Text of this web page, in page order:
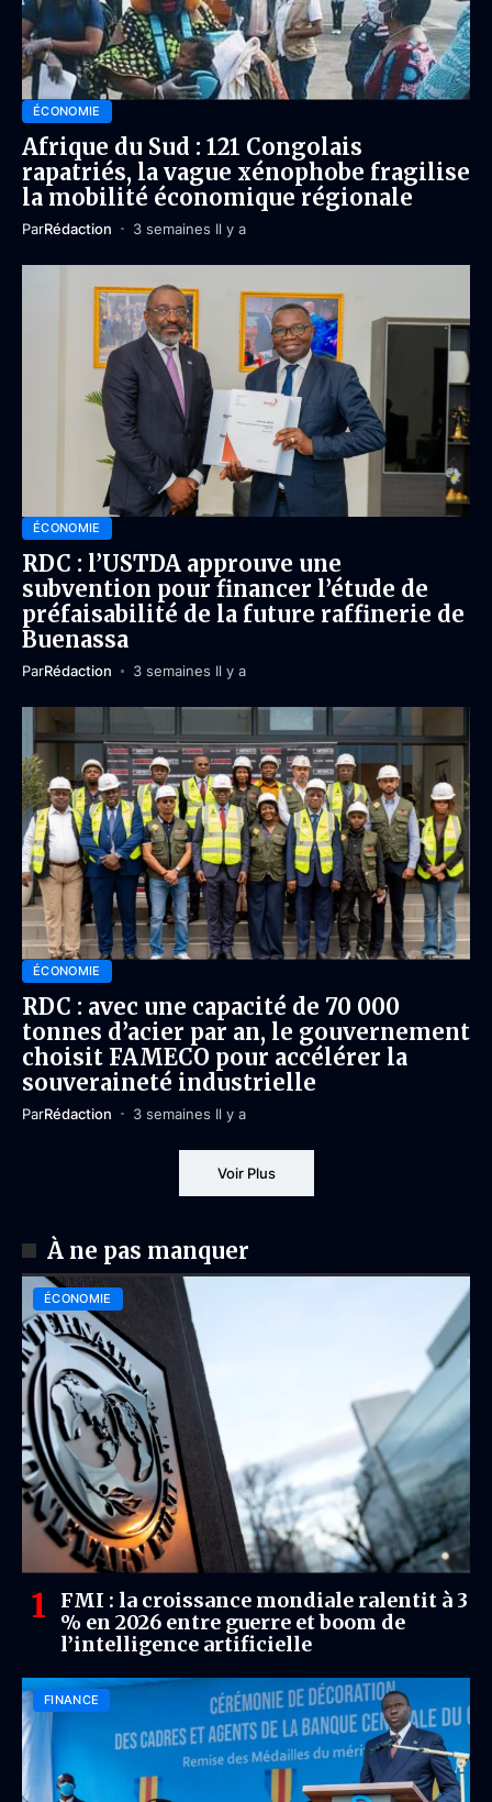
ÉCONOMIE
Afrique du Sud : 121 Congolais
rapatriés, la vague xénophobe fragilise
la mobilité économique régionale
ParRédaction 3 semaines Il y a
ÉCONOMIE
RDC : l’USTDA approuve une
subvention pour financer l’étude de
préfaisabilité de la future raffinerie de
Buenassa
ParRédaction 3 semaines Il y a
ÉCONOMIE
RDC : avec une capacité de 70 000
tonnes d’acier par an, le gouvernement
choisit FAMECO pour accélérer la
souveraineté industrielle
ParRédaction 3 semaines Il y a
Voir Plus
À ne pas manquer
ÉCONOMIE
FMI : la croissance mondiale ralentit à 3
% en 2026 entre guerre et boom de
l’intelligence artificielle
FINANCE